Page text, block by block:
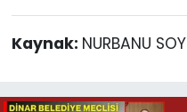
Kaynak: NURBANU SOY